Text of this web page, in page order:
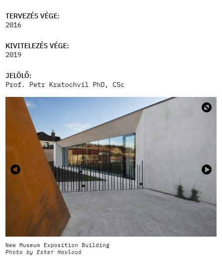
TERVEZÉS VÉGE:
2016
KIVITELEZÉS VÉGE:
2019
JELÖLŐ:
Prof. Petr Kratochvíl PhD, CSc
New Museum Exposition Building
Photo by Ester Havlová